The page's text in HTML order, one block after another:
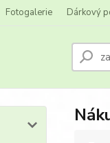
Fotogalerie Dárkový